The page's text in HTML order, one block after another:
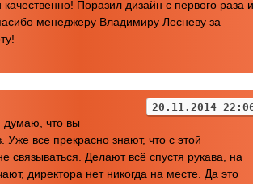
Поразил дизайн с первого раза и
менеджеру Владимиру Лесневу за
20.11.2014
думаю, что вы
Уже все прекрасно знают, что с этой
связываться. Делают всё спустя рукава, на
директора нет никогда на месте. Да это